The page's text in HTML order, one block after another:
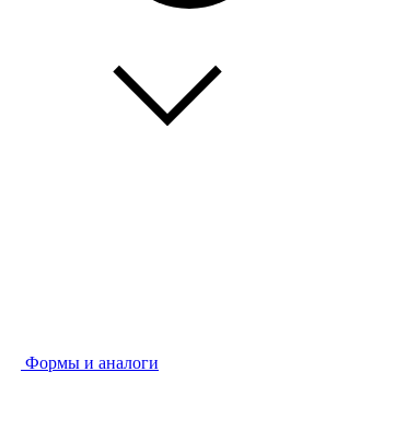
Формы и аналоги